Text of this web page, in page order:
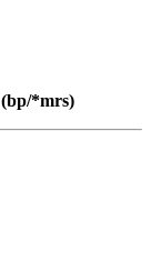
(bp/*mrs)